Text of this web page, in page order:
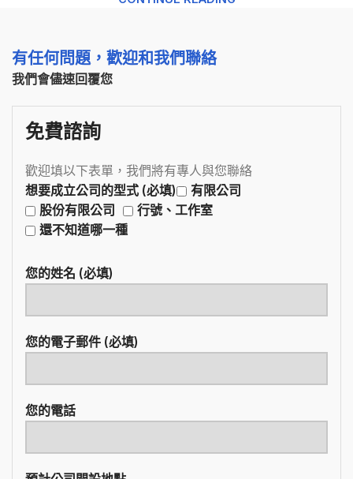
有任何問題，歡迎和我們聯絡
我們會儘速回覆您
免費諮詢
歡迎填以下表單，我們將有專人與您聯絡
想要成立公司的型式 (必填)
有限公司
股份有限公司
行號、工作室
還不知道哪一種
您的姓名 (必填)
您的電子郵件 (必填)
您的電話